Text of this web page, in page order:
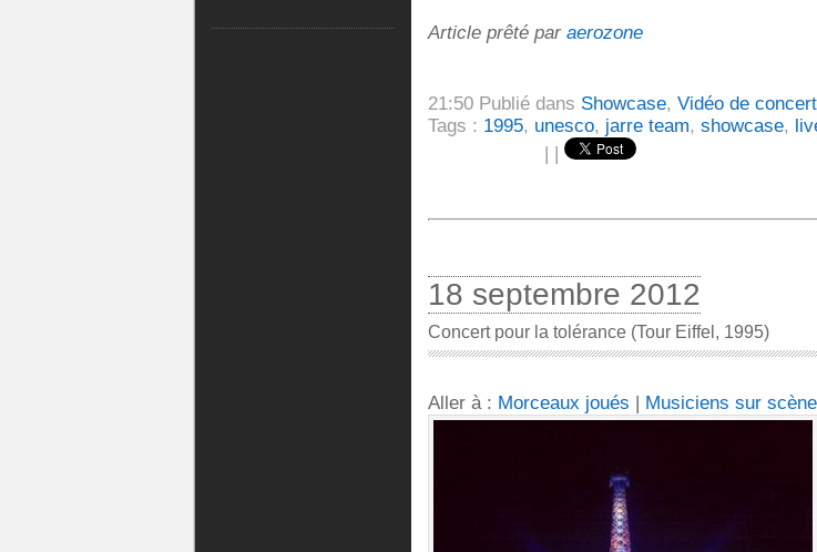
Article prêté par aerozone
21:50 Publié dans Showcase, Vidéo de concert
Tags : 1995, unesco, jarre team, showcase,
| |
18 septembre 2012
Concert pour la tolérance (Tour Eiffel, 1995)
Aller à : Morceaux joués | Musiciens sur scène